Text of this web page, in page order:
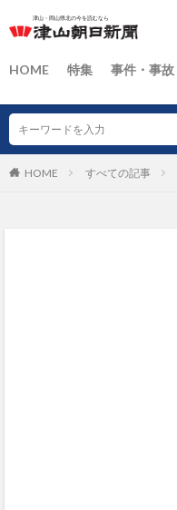
HOME 特集 事件・事故
HOME すべての記事